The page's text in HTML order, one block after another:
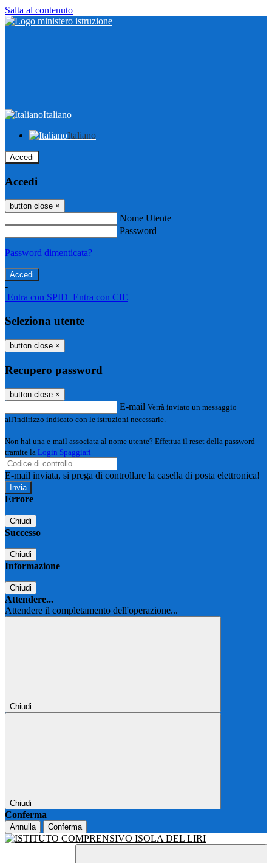
Salta al contenuto
Italiano
Italiano
Accedi
Accedi
button close ×
Nome Utente
Password
Password dimenticata?
-
Entra con SPID Entra con CIE
Seleziona utente
button close ×
Recupero password
button close ×
E-mail Verrà inviato un messaggio
all'indirizzo indicato con le istruzioni necessarie.
Non hai una e-mail associata al nome utente? Effettua il reset della password
tramite la Login Spaggiari
E-mail inviata, si prega di controllare la casella di posta elettronica!
Errore
Chiudi
Successo
Chiudi
Informazione
Chiudi
Attendere...
Attendere il completamento dell'operazione...
Chiudi
Chiudi
Conferma
Annulla Conferma